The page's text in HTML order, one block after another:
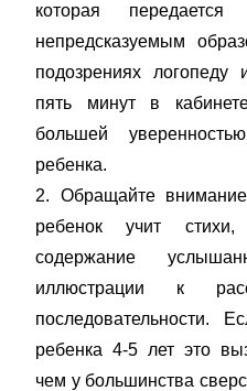
которая
непредсказуемым
подозрениях
пять минут в
большей
ребенка.
2. Обращайте
ребенок учит стихи,
содержание
иллюстрации к
последовательности.
ребенка 4-5 лет это
чем у большинства